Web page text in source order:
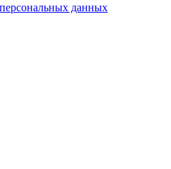
данных